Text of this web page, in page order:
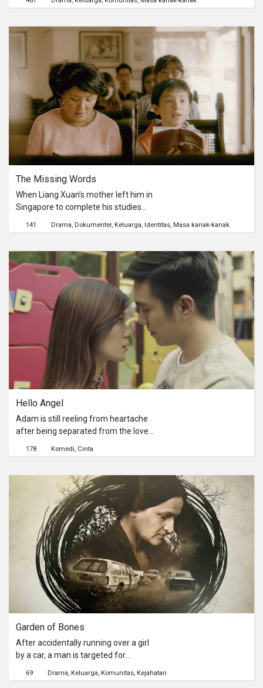
membunuh beberapa ekor ternak
pengobatan medis untuk sang anak.
Ketika dokter rumah sakit tak bisa
membantu, mereka membawa anak
ini ke dukun.
The Missing Words
When Liang Xuan’s mother left him in
Singapore to complete his studies
eventually became a citizen, making
mother came to visit him in Singapore
to ensure he has everything to start
his new life as a citizen. She
discovered that he was hiding
something. He discovered a gift was
missing. He had to make a decision.
He cannot hide anymore.
141 Drama Dokumenter Keluarga Identitas Masa kanak-kanak
Hello Angel
Adam is still reeling from heartache
after being separated from the love
in a long-distance relationship ended
encourage him to move on, but he
won’t budge. The inevitable happens
and once again, love is making a
move - towards Wangsa Maju,
Seksyen 2. Last Christmas, love is -
Lost and Found.[Viddsee Community]
Read the filmmaker's Mallory Lee's
AMA, hear his story and learn
filmmaking tips here!
178 Komedi Cinta
Garden of Bones
After accidentally running over a girl
by a car, a man is targeted for
69 Drama Keluarga Komunitas Kejahatan